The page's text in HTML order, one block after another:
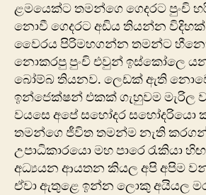
ළමයෙක්ට තමන්ගෙ ගෙදරට පුංචි
නොවී ගෙදරට අඩිය තියන්න
වෛරය පිරිමහගන්න තමන්ට
නොකරපු පුංචි එවුන් ඉස්කෝලෙ
බෝම්බ තියනව. ලෙඩක් ‍ඇති
ඉන්ජෙක්ෂන් එකක් ගැහුවම මැරිල
වයසෙ අපේ සහෝදර සහෝදරියො
තමන්ගෙ ජීවිත තමන්ම නැති
උපාධිකාරයො මහ පාරෙ රැකියා
අධ්‍යයන ආයතන කියල අපි අපිම
ඒවා ඇතුළෙ ඉන්න ලොකු අයියල